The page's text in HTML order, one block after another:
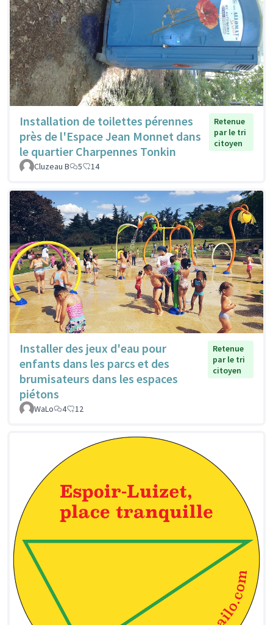
Installation de toilettes pérennes
près de l'Espace Jean Monnet dans
le quartier Charpennes Tonkin
Retenue
par le tri
citoyen
Cluzeau B 5 14
Installer des jeux d'eau pour
enfants dans les parcs et des
brumisateurs dans les espaces
piétons
Retenue
par le tri
citoyen
WaLo 4 12